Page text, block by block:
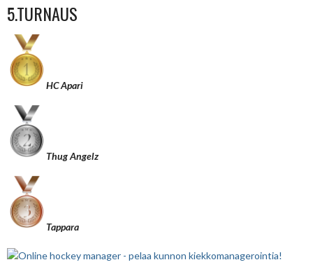
5.TURNAUS
HC Apari
Thug Angelz
Tappara